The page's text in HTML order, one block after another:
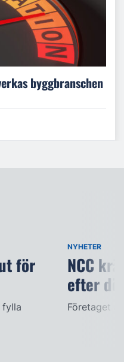
byggbranschen
för
fylla
NYHETER
NCC
efter
Företaget